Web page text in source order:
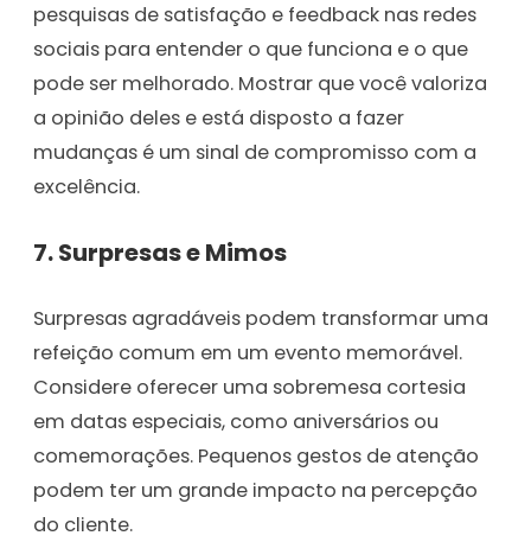
pesquisas de satisfação e feedback nas redes
sociais para entender o que funciona e o que
pode ser melhorado. Mostrar que você valoriza
a opinião deles e está disposto a fazer
mudanças é um sinal de compromisso com a
excelência.
7.Surpresas e Mimos
Surpresas agradáveis podem transformar uma
refeição comum em um evento memorável.
Considere oferecer uma sobremesa cortesia
em datas especiais, como aniversários ou
comemorações. Pequenos gestos de atenção
podem ter um grande impacto na percepção
do cliente.